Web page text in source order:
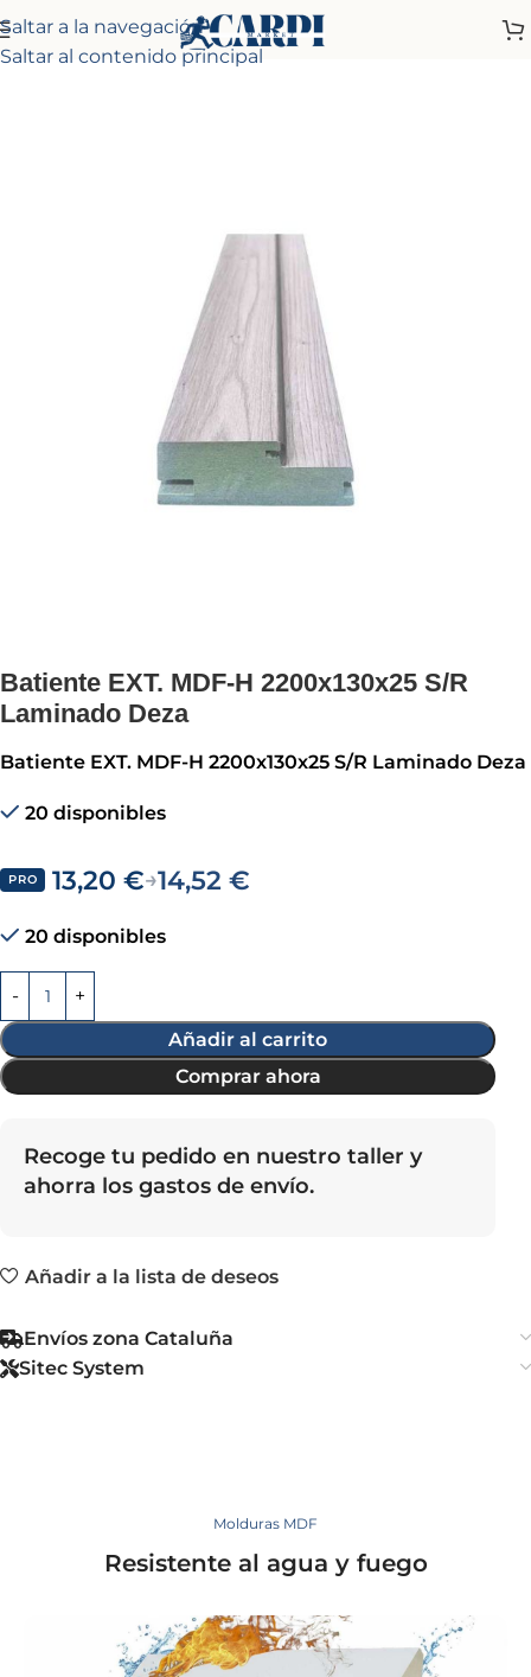
Saltar a la navegación
Saltar al contenido principal
Inicio Tienda Molduras Galces
Batiente EXT. MDF-H 2200x130x25 S/R
Laminado Deza
Batiente EXT. MDF-H 2200x130x25 S/R Laminado Deza
20 disponibles
PRO 13,20€→14,52€
20 disponibles
Añadir al carrito
Comprar ahora
Recoge tu pedido en nuestro taller y
ahorra los gastos de envío.
Añadir a la lista de deseos
Envíos zona Cataluña
Sitec System
Molduras MDF
Resistente al agua y fuego